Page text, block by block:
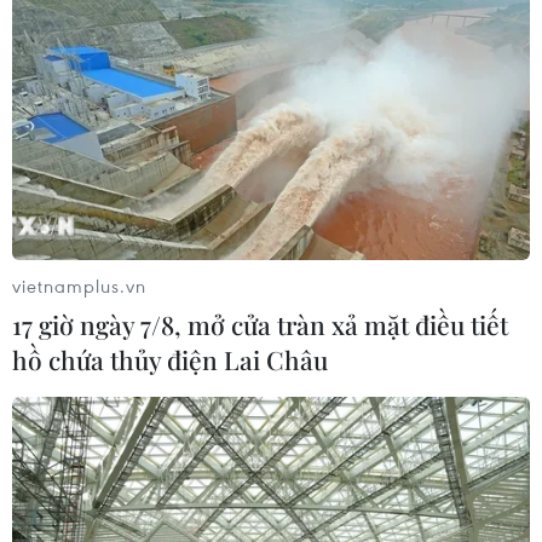
Nhận định Việt Nam vs
Campuchia: Vì sao thầy trò HLV Kim
Sang-sik cần giành ngôi đầu bảng?
06/08/2026 11:05
Nhận định Việt Nam vs Campuchia:
'Phù thủy Kim' sẽ xoay tua toan tính
đường dài?
06/08/2026 08:25
HLV Kim Sang-sik: 'Tuyển Việt Nam
hướng tới chiến thắng để giữ ngôi
đầu bảng'
06/08/2026 07:25
vietnamplus.vn
17 giờ ngày 7/8, mở cửa tràn xả mặt điều tiết
hồ chứa thủy điện Lai Châu